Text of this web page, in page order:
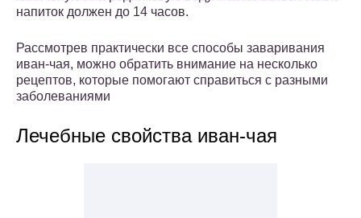
напиток должен до 14 часов.
Рассмотрев практически все способы заваривания
иван-чая, можно обратить внимание на несколько
рецептов, которые помогают справиться с разными
заболеваниями
Лечебные свойства иван-чая